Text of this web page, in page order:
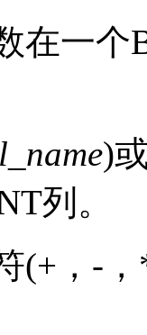
在一个
)
列。
(+ ， - ，